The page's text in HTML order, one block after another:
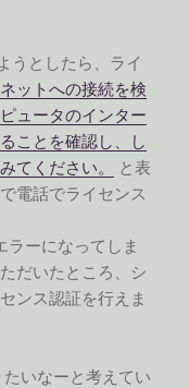
うとしたら、ライ
ットへの接続を検
ュータのインター
ことを確認し、し
てください。
と表
電話でライセンス
ラーになってしま
だいたところ、シ
ンス認証を行えま
いなーと考えてい